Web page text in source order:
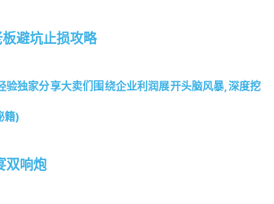
避坑止损攻略
验独家分享大卖们围绕企业利润展开头脑风暴,深度挖
籍)
双响炮